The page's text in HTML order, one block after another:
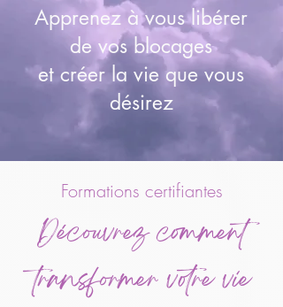
Apprenez à vous libérer
de vos blocages
et créer la vie que vous
désirez
Formations certifiantes
Découvrez comment
transformer votre vie